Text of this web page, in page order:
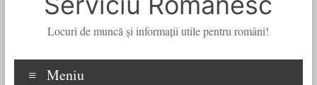
Locuri de muncă şi informații utile pentru români!
Meniu